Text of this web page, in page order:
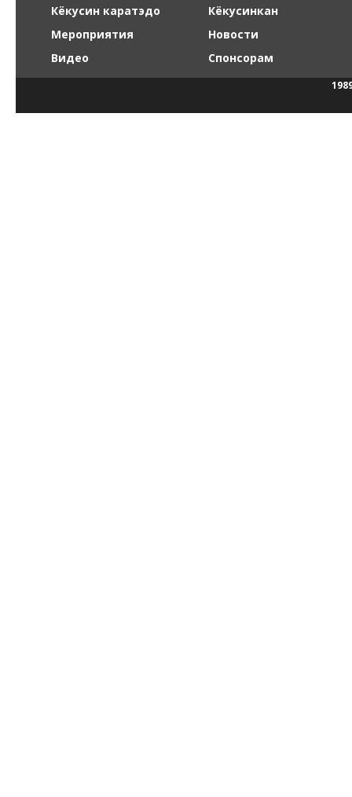
Кёкусин каратэдо
Кёкусинкан
Мероприятия
Новости
Видео
Спонсорам